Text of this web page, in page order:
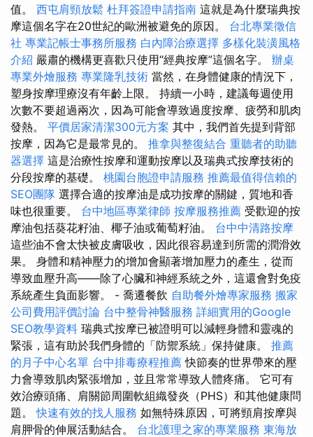
值。 西屯肩頸放鬆 杜拜簽證申請指南 這就是為什麼瑞典按
摩這個名字在20世紀的歐洲被避免的原因。 台北專業徵信
社 專業記帳士事務所服務 白內障治療選擇 多樣化裝潢風格
介紹 嚴肅的機構更喜歡只使用“經典按摩”這個名字。 辦桌
專業外燴服務 專業隆乳技術 當然，在身體健康的情況下，
塑身按摩理療沒有年齡上限。 持續一小時，建議每週使用
次數不要超過兩次，因為可能會導致過度按摩、疲勞和肌肉
發熱。 平價居家清潔300元方案 其中，我們首先提到背部
按摩，因為它是最常見的。 推拿與整復結合 重聽者的助聽
器選擇 這是治療性按摩和運動按摩以及瑞典式按摩技術的
分段按摩的基礎。 桃園台胞證申請服務 推薦最值得信賴的
SEO團隊 選擇合適的按摩油是成功按摩的關鍵，質地和香
味也很重要。 台中地區專業律師 按摩服務推薦 受歡迎的按
摩油包括葵花籽油、椰子油或葡萄籽油。 台中中清路按摩
這些油不會太快被皮膚吸收，因此很容易達到所需的潤滑效
果。 身體和精神壓力的增加會顯著增加壓力的產生，從而
導致血壓升高——除了心臟和神經系統之外，這還會對免疫
系統產生負面影響。 - 喬遷餐飲 自助餐外燴專家服務 搬家
公司費用評價討論 台中整骨神醫服務 詳細實用的Google
SEO教學資料 瑞典式按摩已被證明可以減輕身體和靈魂的
緊張，這有助於我們身體的「防禦系統」保持健康。 推薦
的月子中心名單 台中排毒療程推薦快節奏的世界帶來的壓
力會導致肌肉緊張增加，並且常常導致人體疼痛。 它可有
效治療頭痛、肩關節周圍軟組織發炎（PHS）和其他健康問
題。快速有效的找人服務 如無特殊原因，可將頸肩按摩與
肩胛骨的伸展活動結合。 台北護理之家的專業服務 東海放